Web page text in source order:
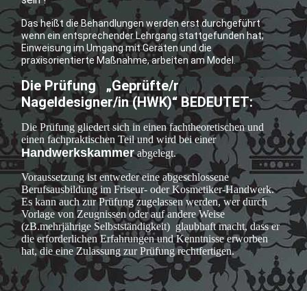
Das heißt die Behandlungen werden erst durchgeführt
wenn ein entsprechender Lehrgang stattgefunden hat;
Einweisung im Umgang mit Geräten und die
praxisorientierte Maßnahme, arbeiten am Model.
Die Prüfung „Geprüfte/r
Nageldesigner/in (HWK)“ BEDEUTET:
Die Prüfung gliedert sich in einen fachtheoretischen und
einen fachpraktischen Teil und wird bei einer
Handwerkskammerabgelegt.
Voraussetzung ist entweder eine abgeschlossene
Berufsausbildung im Friseur- oder Kosmetiker-Handwerk.
Es kann auch zur Prüfung zugelassen werden, wer durch
Vorlage von Zeugnissen oder auf andere Weise
(zB.mehrjährige Selbstständigkeit) glaubhaft macht, dass er
die erforderlichen Erfahrungen und Kenntnisse erworben
hat, die eine Zulassung zur Prüfung rechtfertigen.